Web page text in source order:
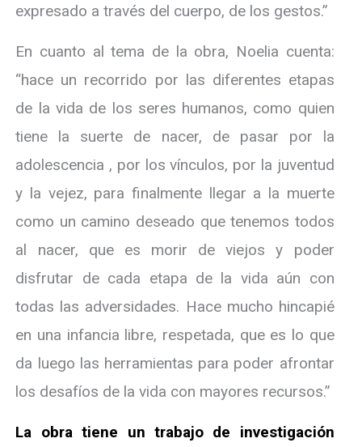
expresado a través del cuerpo, de los gestos.”
En cuanto al tema de la obra, Noelia cuenta:
“hace un recorrido por las diferentes etapas
de la vida de los seres humanos, como quien
tiene la suerte de nacer, de pasar por la
adolescencia , por los vínculos, por la juventud
y la vejez, para finalmente llegar a la muerte
como un camino deseado que tenemos todos
al nacer, que es morir de viejos y poder
disfrutar de cada etapa de la vida aún con
todas las adversidades. Hace mucho hincapié
en una infancia libre, respetada, que es lo que
da luego las herramientas para poder afrontar
los desafíos de la vida con mayores recursos.”
La obra tiene un trabajo de investigación